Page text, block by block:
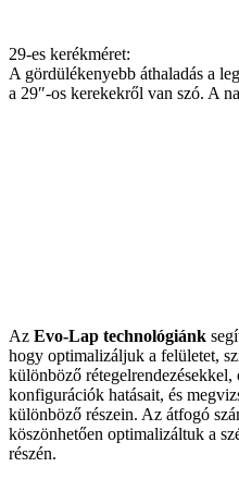
29-es kerékméret:
A gördülékenyebb áthaladás a
a 29″-os kerekekről van szó. A
Az Evo-Lap technológiánk
hogy optimalizáljuk a felületet,
különböző
konfigurációk hatásait, és
különböző részein. Az átfogó
köszönhetően optimalizáltuk a
részén.